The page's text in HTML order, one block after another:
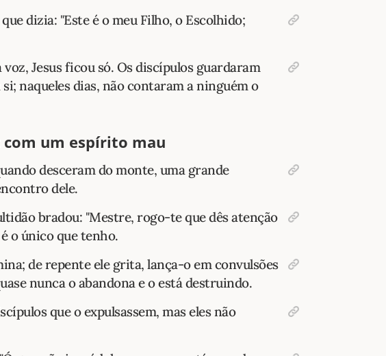
dizia: "Este é o meu Filho, o Escolhido;
Jesus ficou só. Os discípulos guardaram
naqueles dias, não contaram a ninguém o
com um espírito mau
desceram do monte, uma grande
dele.
bradou: "Mestre, rogo-te que dês atenção
o único que tenho.
de repente ele grita, lança-o em convulsões
nunca o abandona e o está destruindo.
que o expulsassem, mas eles não